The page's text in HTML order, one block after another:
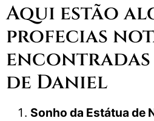
Aqui estão
profecias
de Daniel
Sonho da Estátua de